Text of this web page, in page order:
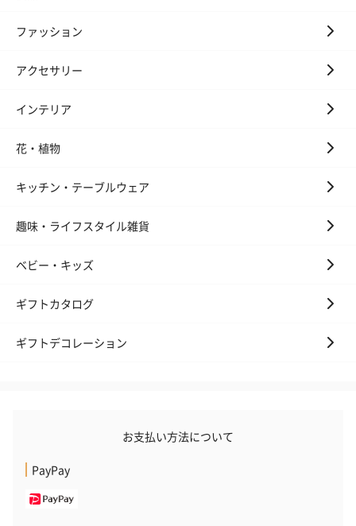
ファッション
アクセサリー
インテリア
花・植物
キッチン・テーブルウェア
趣味・ライフスタイル雑貨
ベビー・キッズ
ギフトカタログ
ギフトデコレーション
お支払い方法について
PayPay